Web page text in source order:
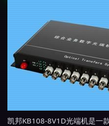
凯邦KB108-8V1D光端机是一